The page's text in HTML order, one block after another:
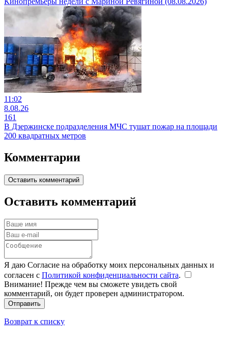
11:02
8.08.26
161
В Дзержинске подразделения МЧС тушат пожар на площади
200 квадратных метров
Комментарии
Оставить комментарий
Оставить комментарий
Я даю Согласие на обработку моих персональных данных и
согласен с Политикой конфиденциальности сайта.
Внимание! Прежде чем вы сможете увидеть свой
комментарий, он будет проверен администратором.
Отправить
Возврат к списку